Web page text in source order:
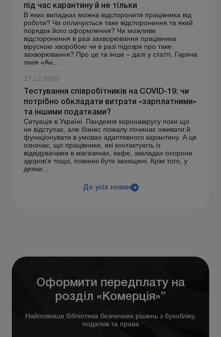
під час карантину й не тільки
В яких випадках можна відсторонити працівника від
роботи? Чи оплачується таке відсторонення та який
порядок його оформлення? Чи можливе
відсторонення в разі захворювання працівника
вірусною хворобою чи в разі підозри про таке
захворювання? Про це та інше – далі у статті. Гаряча
лінія «Ан...
17.12.2020
Тестування співробітників на COVID-19: чи
потрібно обкладати витрати «зарплатними»
та іншими податками?
Ситуація в Україні. Пандемія коронавірусу поки що
не відступає, але бізнес помалу починає оживати й
функціонувати в умовах адаптивного карантину. А це
означає, що працівники, які контактують із
відвідувачами в магазинах, кафе, закладах охорони
здоров'я тощо, повинні бути захищені. Крім того, у
деяки...
До усіх новин
Оформити передплату на
розділ «Комерція»”
Найповніша бібліотека безпечних рішень з бухобліку,
податків та права